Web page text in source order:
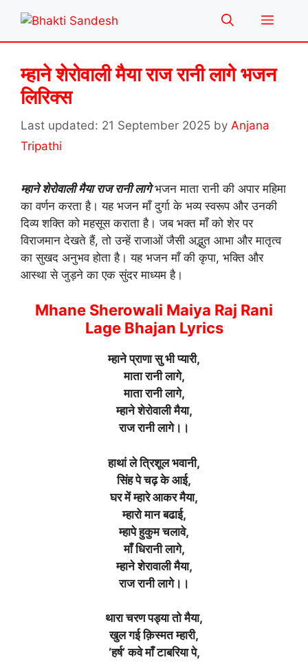
content
Menu
म्हाने शेरोवाली मैया राज रानी लागे भजन
लिरिक्स
21 September 2025 by Anjana
Tripathi
म्हाने शेरोवाली मैया राज रानी लागेभजन माता रानी की अपार महिमा
का वर्णन करता है। यह भजन माँ दुर्गा के भव्य स्वरूप और उनकी
दिव्य शक्ति को महसूस कराता है। जब भक्त माँ को शेर पर
विराजमान देखते हैं, तो उन्हें राजाओं जैसी अद्भुत आभा और मातृत्व
का सुखद अनुभव होता है। यह भजन माँ की कृपा, भक्ति और
आस्था से जुड़ने का एक सुंदर माध्यम है।
Mhane Sherowali Maiya Raj Rani
Lage Bhajan Lyrics
म्हाने प्राणा सु भी प्यारी,
माता रानी लागे,
माता रानी लागे,
म्हाने शेरोवाली मैया,
राज रानी लागे।।
हाथां ले त्रिशूल भवानी,
सिंह पे चढ़ के आई,
घर में म्हारे आकर मैया,
म्हारो मान बढाई,
म्हापे हुकुम चलावे,
माँ धिरानी लागे,
म्हाने शेरावाली मैया,
राज रानी लागे।।
थारा चरण पड्या तो मैया,
खुल गई क़िस्मत म्हारी,
‘हर्ष’ कवे माँ टाबरिया पे,